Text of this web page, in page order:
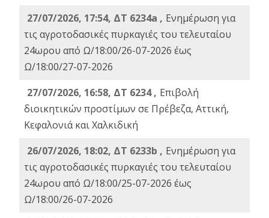
27/07/2026, 17:54, ΔΤ 6234a , Ενημέρωση για
τις αγροτοδασικές πυρκαγιές του τελευταίου
24ωρου από Ω/18:00/26-07-2026 έως
Ω/18:00/27-07-2026
27/07/2026, 16:58, ΔΤ 6234 , Eπιβολή
διοικητικών προστίμων σε Πρέβεζα, Αττική,
Κεφαλονιά και Χαλκιδική
26/07/2026, 18:02, ΔΤ 6233b , Ενημέρωση για
τις αγροτοδασικές πυρκαγιές του τελευταίου
24ωρου από Ω/18:00/25-07-2026 έως
Ω/18:00/26-07-2026